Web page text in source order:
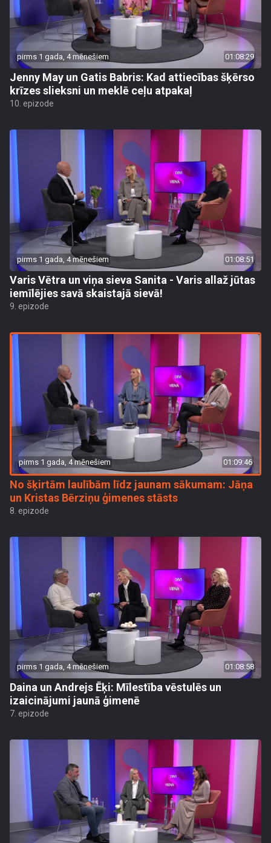
pirms 1 gada, 4 mēnešiem 01:08:29
Jenny May un Gatis Babris: Kad attiecības šķērso
krīzes slieksni un meklē ceļu atpakaļ
10. epizode
pirms 1 gada, 4 mēnešiem 01:08:51
Varis Vētra un viņa sieva Sanita - Varis allaž jūtas
iemīlējies savā skaistajā sievā!
9. epizode
pirms 1 gada, 4 mēnešiem 01:09:46
No šķirtām laulībām līdz jaunam sākumam: Jāņa
un Kristas Bērziņu ģimenes stāsts
8. epizode
pirms 1 gada, 4 mēnešiem 01:08:58
Daina un Andrejs Ēķi: Mīlestība vēstulēs un
izaicinājumi jaunā ģimenē
7. epizode